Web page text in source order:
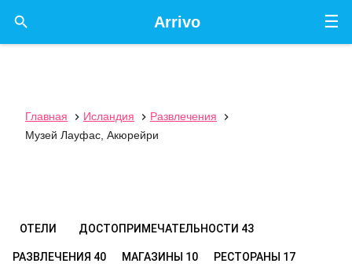
☰
Arrivo

Главная  Исландия  Развлечения

Музей Лауфас, Акюрейри
ОТЕЛИ ДОСТОПРИМЕЧАТЕЛЬНОСТИ 43
РАЗВЛЕЧЕНИЯ 40 МАГАЗИНЫ 10 РЕСТОРАНЫ 17